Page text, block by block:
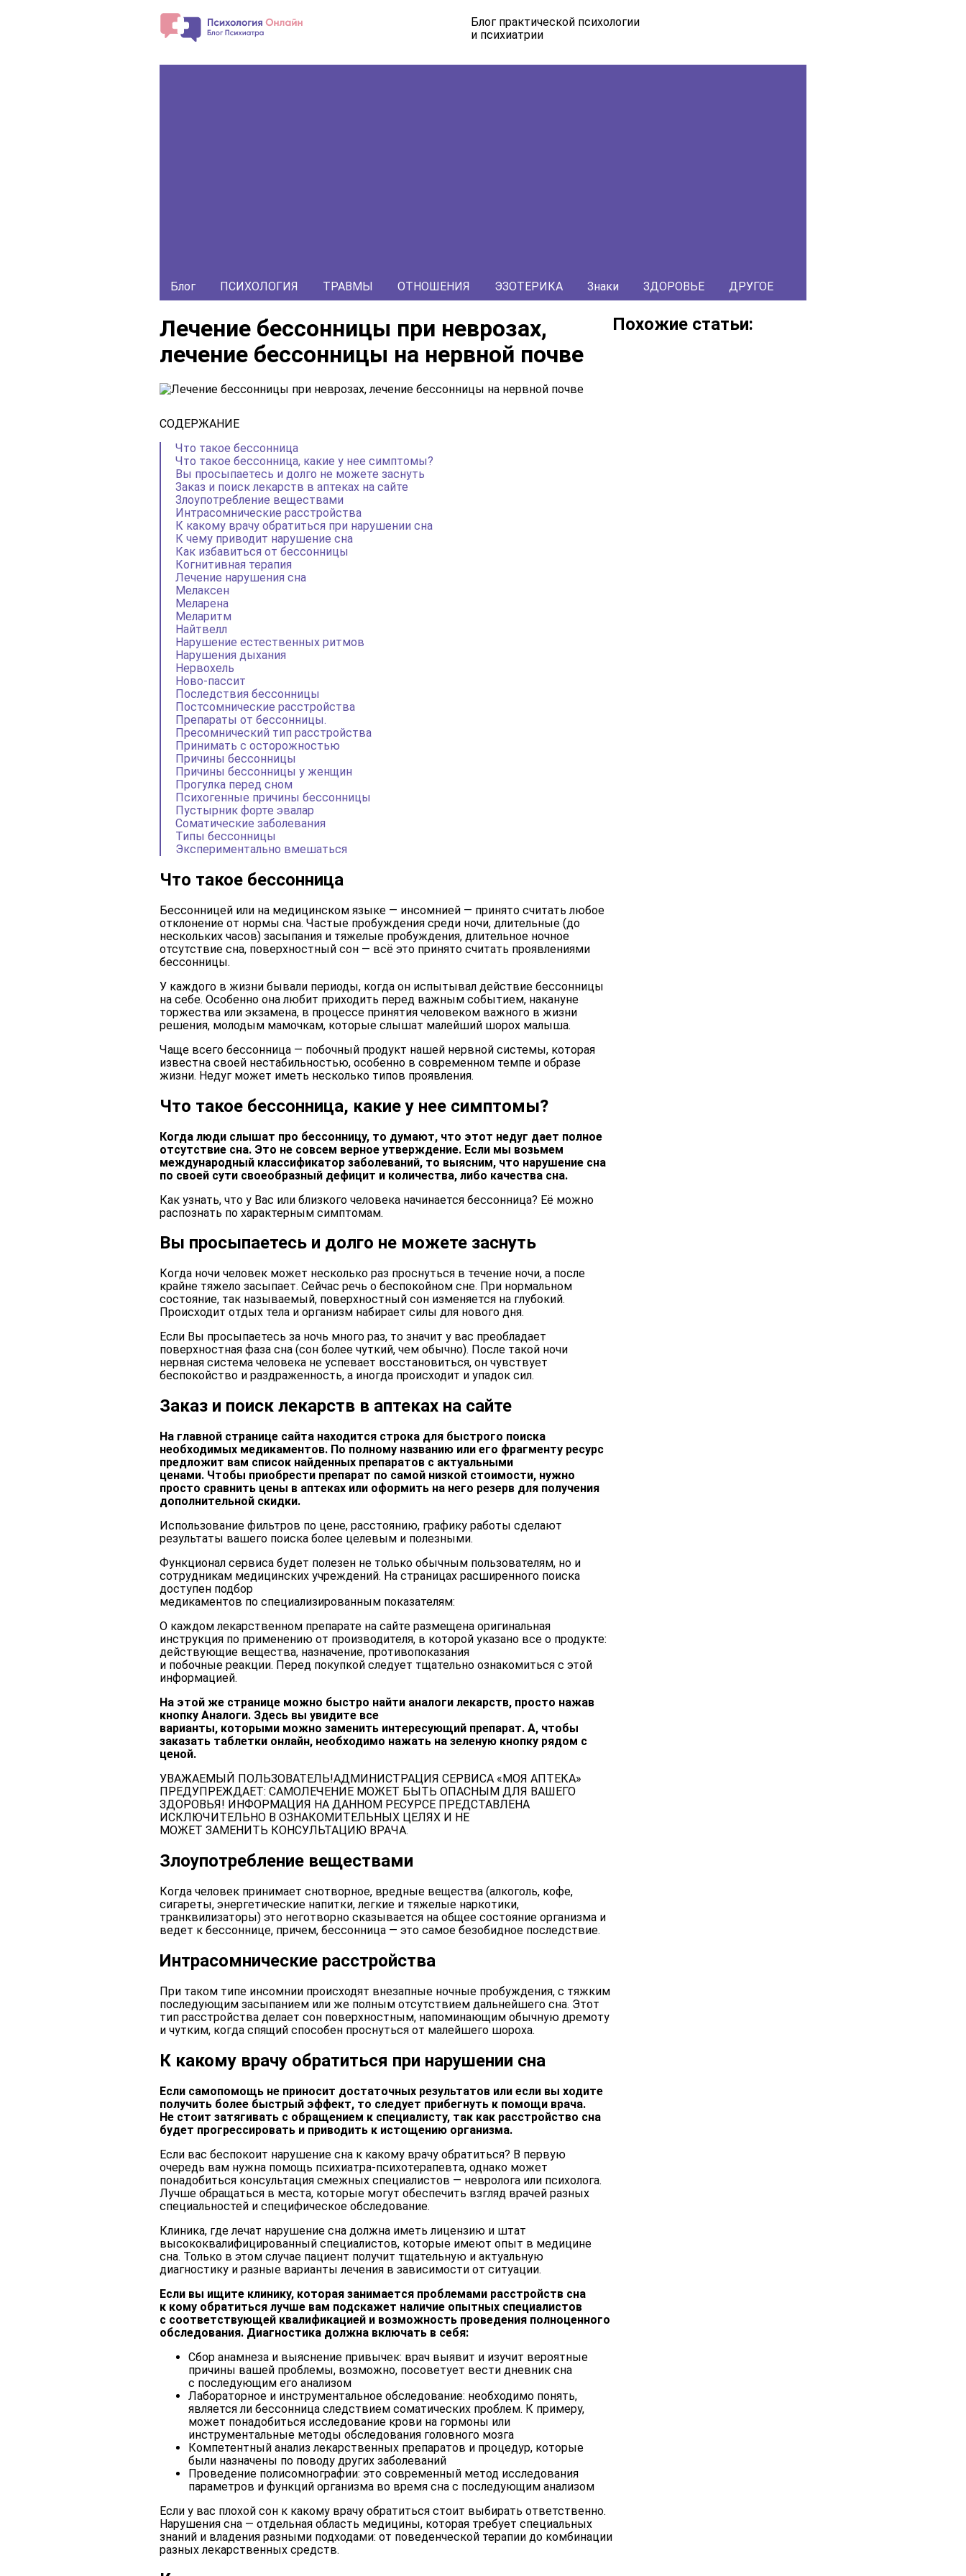
Блог практической психологии
и психиатрии
Блог ПСИХОЛОГИЯ ТРАВМЫ ОТНОШЕНИЯ ЭЗОТЕРИКА Знаки ЗДОРОВЬЕ ДРУГОЕ
Лечение бессонницы при неврозах,
лечение бессонницы на нервной почве
СОДЕРЖАНИЕ
Что такое бессонница
Что такое бессонница, какие у нее симптомы?
Вы просыпаетесь и долго не можете заснуть
Заказ и поиск лекарств в аптеках на сайте
Злоупотребление веществами
Интрасомнические расстройства
К какому врачу обратиться при нарушении сна
К чему приводит нарушение сна
Как избавиться от бессонницы
Когнитивная терапия
Лечение нарушения сна
Мелаксен
Меларена
Меларитм
Найтвелл
Нарушение естественных ритмов
Нарушения дыхания
Нервохель
Ново-пассит
Последствия бессонницы
Постсомнические расстройства
Препараты от бессонницы.
Пресомнический тип расстройства
Принимать с осторожностью
Причины бессонницы
Причины бессонницы у женщин
Прогулка перед сном
Психогенные причины бессонницы
Пустырник форте эвалар
Соматические заболевания
Типы бессонницы
Экспериментально вмешаться
Что такое бессонница
Бессонницей или на медицинском языке — инсомнией — принято считать любое
отклонение от нормы сна. Частые пробуждения среди ночи, длительные (до
нескольких часов) засыпания и тяжелые пробуждения, длительное ночное
отсутствие сна, поверхностный сон — всё это принято считать проявлениями
бессонницы.
У каждого в жизни бывали периоды, когда он испытывал действие бессонницы
на себе. Особенно она любит приходить перед важным событием, накануне
торжества или экзамена, в процессе принятия человеком важного в жизни
решения, молодым мамочкам, которые слышат малейший шорох малыша.
Чаще всего бессонница — побочный продукт нашей нервной системы, которая
известна своей нестабильностью, особенно в современном темпе и образе
жизни. Недуг может иметь несколько типов проявления.
Что такое бессонница, какие у нее симптомы?
Когда люди слышат про бессонницу, то думают, что этот недуг дает полное
отсутствие сна. Это не совсем верное утверждение. Если мы возьмем
международный классификатор заболеваний, то выясним, что нарушение сна
по своей сути своеобразный дефицит и количества, либо качества сна.
Как узнать, что у Вас или близкого человека начинается бессонница? Её можно
распознать по характерным симптомам.
Вы просыпаетесь и долго не можете заснуть
Когда ночи человек может несколько раз проснуться в течение ночи, а после
крайне тяжело засыпает. Сейчас речь о беспокойном сне. При нормальном
состояние, так называемый, поверхностный сон изменяется на глубокий.
Происходит отдых тела и организм набирает силы для нового дня.
Если Вы просыпаетесь за ночь много раз, то значит у вас преобладает
поверхностная фаза сна (сон более чуткий, чем обычно). После такой ночи
нервная система человека не успевает восстановиться, он чувствует
беспокойство и раздраженность, а иногда происходит и упадок сил.
Заказ и поиск лекарств в аптеках на сайте
На главной странице сайта находится строка для быстрого поиска
необходимых медикаментов. По полному названию или его фрагменту ресурс
предложит вам список найденных препаратов с актуальными
ценами. Чтобы приобрести препарат по самой низкой стоимости, нужно
просто сравнить цены в аптеках или оформить на него резерв для получения
дополнительной скидки.
Использование фильтров по цене, расстоянию, графику работы сделают
результаты вашего поиска более целевым и полезными.
Функционал сервиса будет полезен не только обычным пользователям, но и
сотрудникам медицинских учреждений. На страницах расширенного поиска
доступен подбор
медикаментов по специализированным показателям:
О каждом лекарственном препарате на сайте размещена оригинальная
инструкция по применению от производителя, в которой указано все о продукте:
действующие вещества, назначение, противопоказания
и побочные реакции. Перед покупкой следует тщательно ознакомиться с этой
информацией.
На этой же странице можно быстро найти аналоги лекарств, просто нажав
кнопку Аналоги. Здесь вы увидите все
варианты, которыми можно заменить интересующий препарат. А, чтобы
заказать таблетки онлайн, необходимо нажать на зеленую кнопку рядом с
ценой.
УВАЖАЕМЫЙ ПОЛЬЗОВАТЕЛЬ!АДМИНИСТРАЦИЯ СЕРВИСА «МОЯ АПТЕКА»
ПРЕДУПРЕЖДАЕТ: САМОЛЕЧЕНИЕ МОЖЕТ БЫТЬ ОПАСНЫМ ДЛЯ ВАШЕГО
ЗДОРОВЬЯ! ИНФОРМАЦИЯ НА ДАННОМ РЕСУРСЕ ПРЕДСТАВЛЕНА
ИСКЛЮЧИТЕЛЬНО В ОЗНАКОМИТЕЛЬНЫХ ЦЕЛЯХ И НЕ
МОЖЕТ ЗАМЕНИТЬ КОНСУЛЬТАЦИЮ ВРАЧА.
Злоупотребление веществами
Когда человек принимает снотворное, вредные вещества (алкоголь, кофе,
сигареты, энергетические напитки, легкие и тяжелые наркотики,
транквилизаторы) это неготворно сказывается на общее состояние организма и
ведет к бессоннице, причем, бессонница — это самое безобидное последствие.
Интрасомнические расстройства
При таком типе инсомнии происходят внезапные ночные пробуждения, с тяжким
последующим засыпанием или же полным отсутствием дальнейшего сна. Этот
тип расстройства делает сон поверхностным, напоминающим обычную дремоту
и чутким, когда спящий способен проснуться от малейшего шороха.
К какому врачу обратиться при нарушении сна
Если самопомощь не приносит достаточных результатов или если вы ходите
получить более быстрый эффект, то следует прибегнуть к помощи врача.
Не стоит затягивать с обращением к специалисту, так как расстройство сна
будет прогрессировать и приводить к истощению организма.
Если вас беспокоит нарушение сна к какому врачу обратиться? В первую
очередь вам нужна помощь психиатра-психотерапевта, однако может
понадобиться консультация смежных специалистов — невролога или психолога.
Лучше обращаться в места, которые могут обеспечить взгляд врачей разных
специальностей и специфическое обследование.
Клиника, где лечат нарушение сна должна иметь лицензию и штат
высококвалифицированный специалистов, которые имеют опыт в медицине
сна. Только в этом случае пациент получит тщательную и актуальную
диагностику и разные варианты лечения в зависимости от ситуации.
Если вы ищите клинику, которая занимается проблемами расстройств сна
к кому обратиться лучше вам подскажет наличие опытных специалистов
с соответствующей квалификацией и возможность проведения полноценного
обследования. Диагностика должна включать в себя:
Сбор анамнеза и выяснение привычек: врач выявит и изучит вероятные
причины вашей проблемы, возможно, посоветует вести дневник сна
с последующим его анализом
Лабораторное и инструментальное обследование: необходимо понять,
является ли бессонница следствием соматических проблем. К примеру,
может понадобиться исследование крови на гормоны или
инструментальные методы обследования головного мозга
Компетентный анализ лекарственных препаратов и процедур, которые
были назначены по поводу других заболеваний
Проведение полисомнографии: это современный метод исследования
параметров и функций организма во время сна с последующим анализом
Если у вас плохой сон к какому врачу обратиться стоит выбирать ответственно.
Нарушения сна — отдельная область медицины, которая требует специальных
знаний и владения разными подходами: от поведенческой терапии до комбинации
разных лекарственных средств.
Похожие статьи: